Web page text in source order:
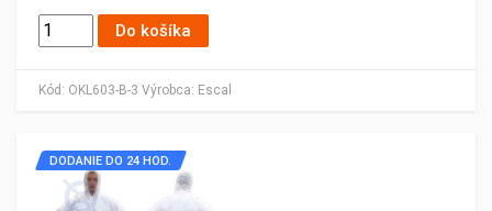
Kód: OKL603-B-3 Výrobca: Escal
Do košíka
DODANIE DO 24 HOD.